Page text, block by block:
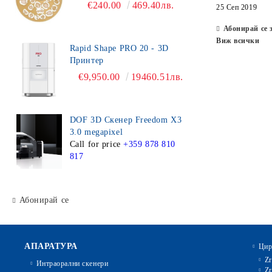
€240.00 469.40лв.
Rapid Shape PRO 20 - 3D
Принтер
€9,950.00 19460.51лв.
DOF 3D Скенер Freedom X3
3.0 megapixel
Call for price +359 878 810
817
Абонирай се
25 Сеп 2019
Абонирай се
Виж всички
АПАРАТУРА
Интраорални скенери